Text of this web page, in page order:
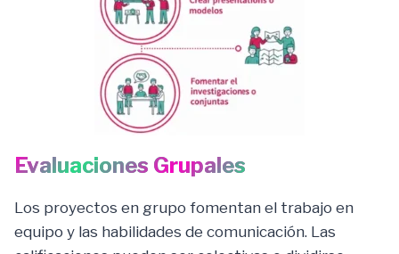
Evaluaciones Grupales
Los proyectos en grupo fomentan el trabajo en
equipo y las habilidades de comunicación. Las